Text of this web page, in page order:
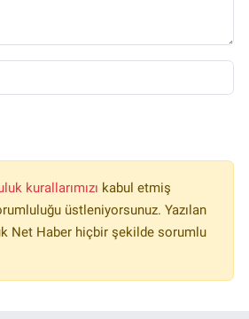
kurallarımızı kabul etmiş
üstleniyorsunuz. Yazılan
Net Haber hiçbir şekilde sorumlu